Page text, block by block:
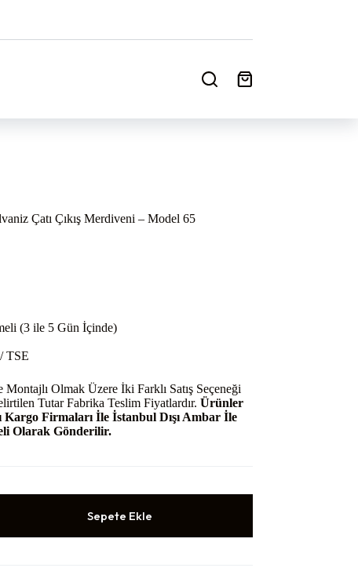
Shopping
Çatı Çıkış Merdiveni – Model 65
(3 ile 5 Gün İçinde)
TSE
Olmak Üzere İki Farklı Satış Seçeneği
Tutar Fabrika Teslim Fiyatlardır. Ürünler
Firmaları İle İstanbul Dışı Ambar İle
Olarak Gönderilir.
Sepete Ekle